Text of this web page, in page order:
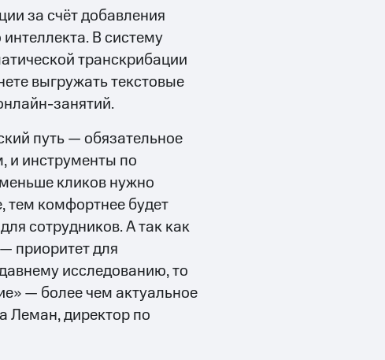
за счёт добавления
В систему
транскрибации
выгружать текстовые
занятий.
путь — обязательное
и инструменты по
кликов нужно
тем комфортнее будет
сотрудников. А так как
приоритет для
исследованию, то
— более чем актуальное
Леман, директор по